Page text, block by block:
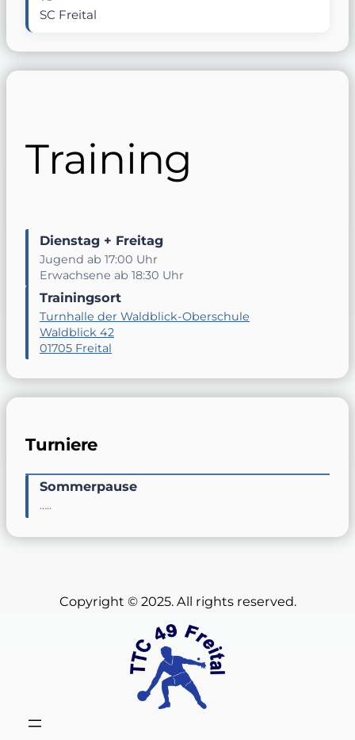
SC Freital
Training
Dienstag + Freitag
Jugend ab 17:00 Uhr
Erwachsene ab 18:30 Uhr
Trainingsort
Turnhalle der Waldblick-Oberschule
Waldblick 42
01705 Freital
Turniere
Sommerpause
…..
Copyright © 2025. All rights reserved.